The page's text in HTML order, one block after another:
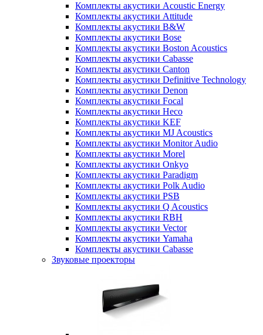
Комплекты акустики Acoustic Energy
Комплекты акустики Attitude
Комплекты акустики B&W
Комплекты акустики Bose
Комплекты акустики Boston Acoustics
Комплекты акустики Cabasse
Комплекты акустики Canton
Комплекты акустики Definitive Technology
Комплекты акустики Denon
Комплекты акустики Focal
Комплекты акустики Heco
Комплекты акустики KEF
Комплекты акустики MJ Acoustics
Комплекты акустики Monitor Audio
Комплекты акустики Morel
Комплекты акустики Onkyo
Комплекты акустики Paradigm
Комплекты акустики Polk Audio
Комплекты акустики PSB
Комплекты акустики Q Acoustics
Комплекты акустики RBH
Комплекты акустики Vector
Комплекты акустики Yamaha
Комплекты акустики Сabasse
Звуковые проекторы